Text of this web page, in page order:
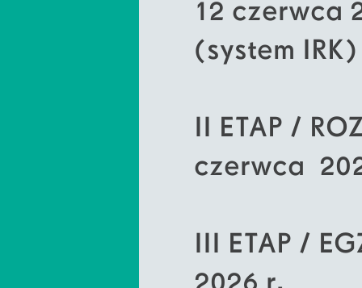
12 czerwca
(system IRK)
II ETAP /
czerwca
III ETAP /